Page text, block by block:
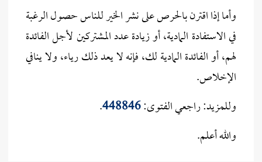
وأما إذا اقترن بالحرص على نشر الخير للناس حصول الرغبة
في الاستفادة المادية، أو زيادة عدد المشتركين لأجل الفائدة
لهم، أو الفائدة المادية لك، فإنه لا يعد ذلك رياء، ولا ينافي
الإخلاص.
وللمزيد: راجعي الفتوى:448846
.
والله أعلم.